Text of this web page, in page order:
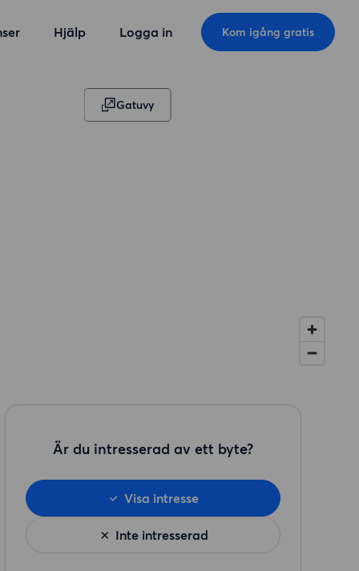
Hjälp Logga in Kom igång gratis
Gatuvy
Är du intresserad av ett byte?
Inte intresserad
Visa intresse